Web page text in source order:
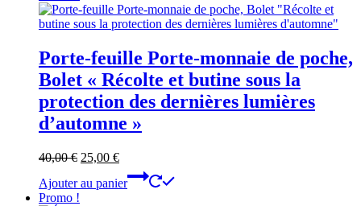
25,00 €.20,00 €.
Porte-feuille Porte-monnaie de poche,
Bolet « Récolte et butine sous la
protection des dernières lumières
d’automne »
40,00€ Le
initial
25,00 €Le
actuel
Ajouter au panier
Promo !